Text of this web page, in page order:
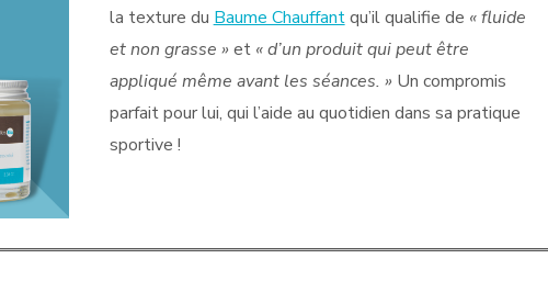
la texture du Baume Chauffantqu’il qualifie de « fluide
et non grasse »et « d’un produit qui peut être
appliqué même avant les séances. »Un compromis
parfait pour lui, qui l’aide au quotidien dans sa pratique
sportive !